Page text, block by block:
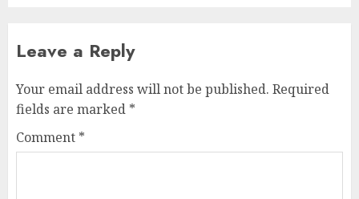
Leave a Reply
Your email address will not be published. Required
fields are marked *
Comment *